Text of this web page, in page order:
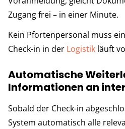
Zugang frei – in einer Minute.
Kein Pforten­personal muss
Check-in in der Logistik läuft
Automatische
Informationen an
Sobald der Check-in
System automatisch alle